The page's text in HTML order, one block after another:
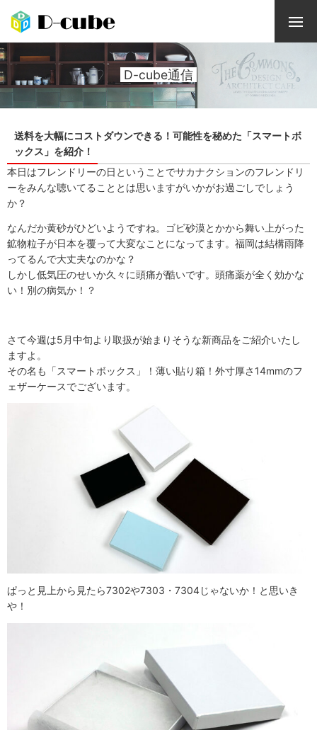
D-cube通信
送料を大幅にコストダウンできる！可能性を秘めた「スマートボ
ックス」を紹介！
本日はフレンドリーの日ということでサカナクションのフレンドリ
ーをみんな聴いてることとは思いますがいかがお過ごしでしょう
か？
なんだか黄砂がひどいようですね。ゴビ砂漠とかから舞い上がった
鉱物粒子が日本を覆って大変なことになってます。福岡は結構雨降
ってるんで大丈夫なのかな？
しかし低気圧のせいか久々に頭痛が酷いです。頭痛薬が全く効かな
い！別の病気か！？
さて今週は5月中旬より取扱が始まりそうな新商品をご紹介いたし
ますよ。
その名も「スマートボックス」！薄い貼り箱！外寸厚さ14mmのフ
ェザーケースでございます。
ぱっと見上から見たら7302や7303・7304じゃないか！と思いき
や！